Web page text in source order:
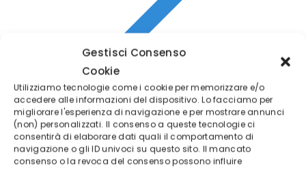
Gestisci Consenso
Cookie
Utilizziamo tecnologie come i cookie per memorizzare e/o
accedere alle informazioni del dispositivo. Lo facciamo per
migliorare l'esperienza di navigazione e per mostrare annunci
(non) personalizzati. Il consenso a queste tecnologie ci
consentirà di elaborare dati quali il comportamento di
navigazione o gli ID univoci su questo sito. Il mancato
consenso o la revoca del consenso possono influire
Recensioni
✓Trading online ETF - CRYPTO - CFD